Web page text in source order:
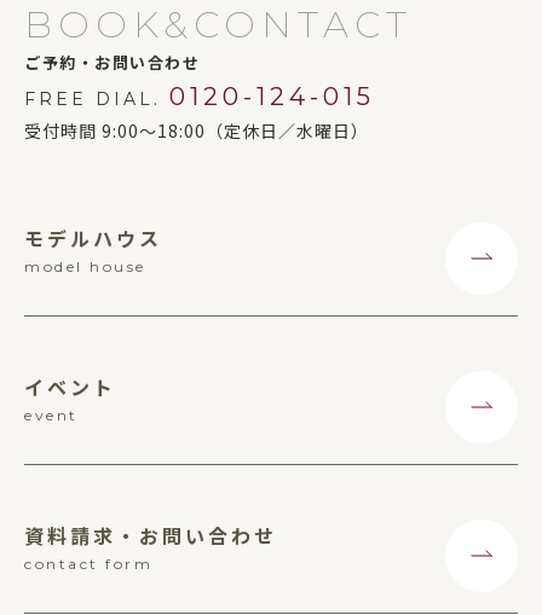
BOOK&CONTACT
ご予約・お問い合わせ
FREE DIAL. 0120-124-015
受付時間 9:00～18:00（定休日／水曜日）
モデルハウス
model house
イベント
event
資料請求・お問い合わせ
contact form